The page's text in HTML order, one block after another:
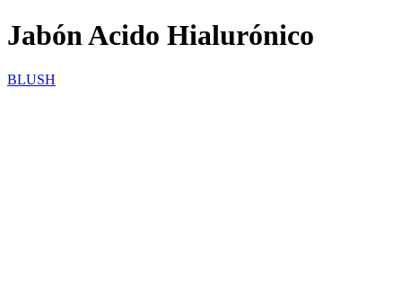
Jabón Acido Hialurónico
BLUSH